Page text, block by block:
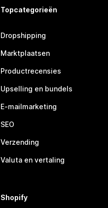
Topcategorieën
Dropshipping
Marktplaatsen
Productrecensies
Upselling en bundels
E-mailmarketing
SEO
Verzending
Valuta en vertaling
Shopify